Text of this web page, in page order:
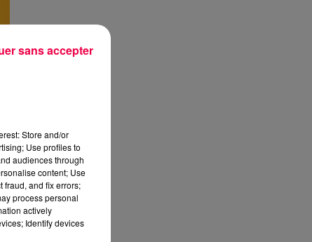
Store and/or
Use profiles to
audiences through
content; Use
fraud, and fix errors;
process personal
actively
Identify devices
sans accepter